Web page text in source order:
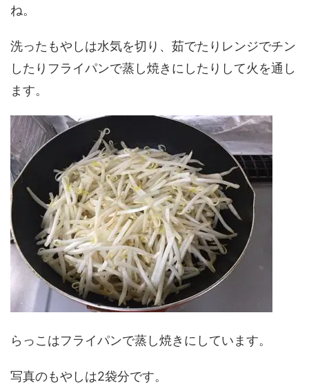
ね。
洗ったもやしは水気を切り、茹でたりレンジでチン
したりフライパンで蒸し焼きにしたりして火を通し
ます。
らっこはフライパンで蒸し焼きにしています。
写真のもやしは2袋分です。